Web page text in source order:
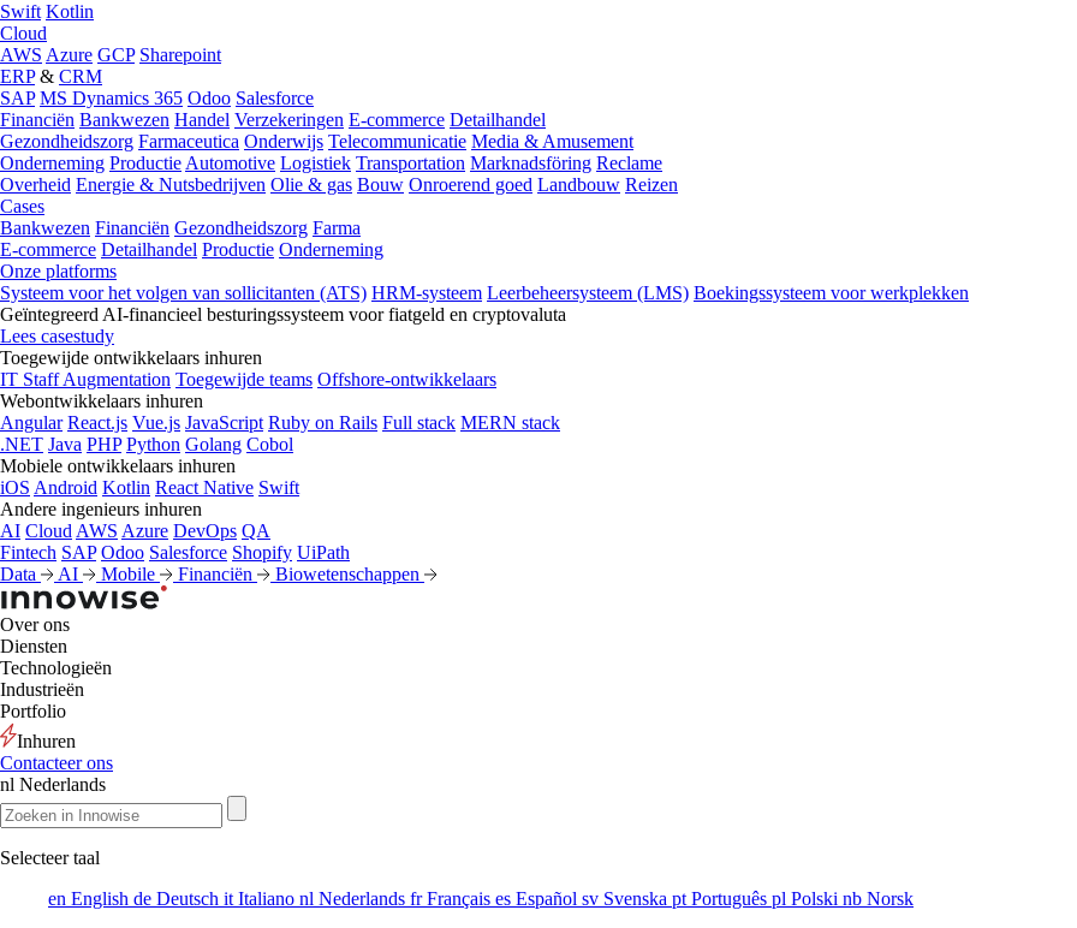
Swift Kotlin
Cloud
AWS Azure GCP Sharepoint
ERP& CRM
SAP MS Dynamics 365 Odoo Salesforce
Financiën Bankwezen Handel Verzekeringen E-commerce Detailhandel
Gezondheidszorg Farmaceutica Onderwijs Telecommunicatie Media & Amusement
Onderneming Productie Automotive Logistiek Transportation Marknadsföring Reclame
Overheid Energie & Nutsbedrijven Olie & gas Bouw Onroerend goed Landbouw Reizen
Cases
Bankwezen Financiën Gezondheidszorg Farma
E-commerce Detailhandel Productie Onderneming
Onze platforms
Systeem voor het volgen van sollicitanten (ATS) HRM-systeem Leerbeheersysteem (LMS) Boekingssysteem voor werkplekken
Geïntegreerd AI-financieel besturingssysteem voor fiatgeld en cryptovaluta
Lees casestudy
Toegewijde ontwikkelaars inhuren
IT Staff Augmentation Toegewijde teams Offshore-ontwikkelaars
Webontwikkelaars inhuren
Angular React.js Vue.js JavaScript Ruby on Rails Full stack MERN stack
.NET Java PHP Python Golang Cobol
Mobiele ontwikkelaars inhuren
iOS Android Kotlin React Native Swift
Andere ingenieurs inhuren
AI Cloud AWS Azure DevOps QA
Fintech SAP Odoo Salesforce Shopify UiPath
Data
AI Mobile Financiën Biowetenschappen
Over ons
Diensten
Technologieën
Industrieën
Portfolio
Inhuren
Contacteer ons
nl Nederlands
Selecteer taal
en English de Deutsch it Italiano nl Nederlands frFrançais es Español sv Svenska pt Português pl Polski nb Norsk